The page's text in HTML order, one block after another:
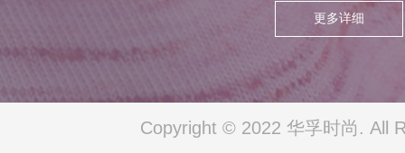
更多详细
Copyright © 2022 华孚时尚. All